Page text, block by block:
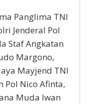
Panglima TNI
Jenderal Pol
Staf Angkatan
Margono,
Mayjend TNI
Pol Nico Afinta,
Muda Iwan